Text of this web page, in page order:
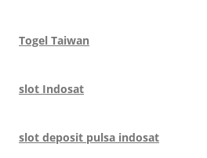
Togel Taiwan
slot Indosat
slot deposit pulsa indosat